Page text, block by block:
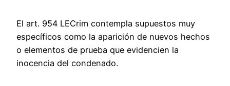
El art. 954 LECrim contempla supuestos muy
específicos como la aparición de nuevos hechos
o elementos de prueba que evidencien la
inocencia del condenado.